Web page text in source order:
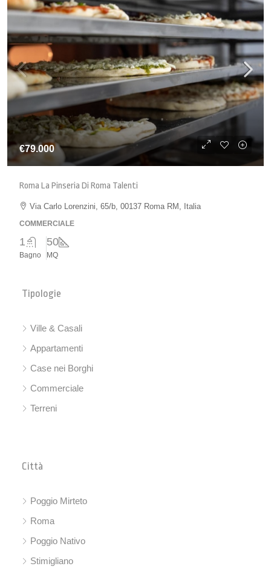
€79.000
Roma La Pinseria Di Roma Talenti
Via Carlo Lorenzini, 65/b, 00137 Roma RM, Italia
COMMERCIALE
1
Bagno
50
MQ
Tipologie
Ville & Casali
Appartamenti
Case nei Borghi
Commerciale
Terreni
Città
Poggio Mirteto
Roma
Poggio Nativo
Stimigliano